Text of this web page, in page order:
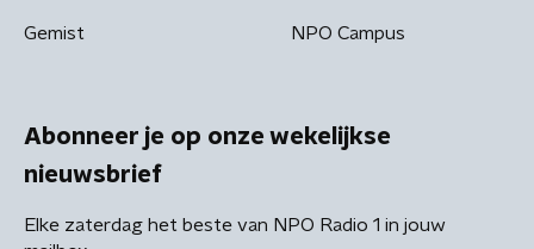
Gemist NPO Campus
Abonneer je op onze wekelijkse
nieuwsbrief
Elke zaterdag het beste van NPO Radio 1 in jouw